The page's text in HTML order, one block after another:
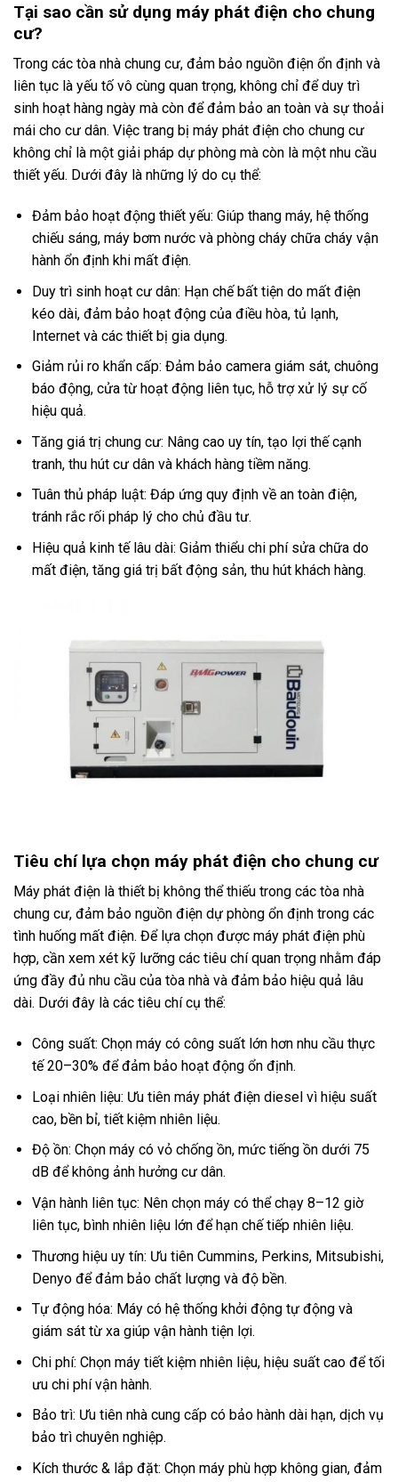
Tại sao cần sử dụng máy phát điện cho chung
cư?
Trong các tòa nhà chung cư, đảm bảo nguồn điện ổn định và
liên tục là yếu tố vô cùng quan trọng, không chỉ để duy trì
sinh hoạt hàng ngày mà còn để đảm bảo an toàn và sự thoải
mái cho cư dân. Việc trang bị máy phát điện cho chung cư
không chỉ là một giải pháp dự phòng mà còn là một nhu cầu
thiết yếu. Dưới đây là những lý do cụ thể:
Đảm bảo hoạt động thiết yếu: Giúp thang máy, hệ thống
chiếu sáng, máy bơm nước và phòng cháy chữa cháy vận
hành ổn định khi mất điện.
Duy trì sinh hoạt cư dân: Hạn chế bất tiện do mất điện
kéo dài, đảm bảo hoạt động của điều hòa, tủ lạnh,
Internet và các thiết bị gia dụng.
Giảm rủi ro khẩn cấp: Đảm bảo camera giám sát, chuông
báo động, cửa từ hoạt động liên tục, hỗ trợ xử lý sự cố
hiệu quả.
Tăng giá trị chung cư: Nâng cao uy tín, tạo lợi thế cạnh
tranh, thu hút cư dân và khách hàng tiềm năng.
Tuân thủ pháp luật: Đáp ứng quy định về an toàn điện,
tránh rắc rối pháp lý cho chủ đầu tư.
Hiệu quả kinh tế lâu dài: Giảm thiểu chi phí sửa chữa do
mất điện, tăng giá trị bất động sản, thu hút khách hàng.
Tiêu chí lựa chọn máy phát điện cho chung cư
Máy phát điện là thiết bị không thể thiếu trong các tòa nhà
chung cư, đảm bảo nguồn điện dự phòng ổn định trong các
tình huống mất điện. Để lựa chọn được máy phát điện phù
hợp, cần xem xét kỹ lưỡng các tiêu chí quan trọng nhằm đáp
ứng đầy đủ nhu cầu của tòa nhà và đảm bảo hiệu quả lâu
dài. Dưới đây là các tiêu chí cụ thể:
Công suất: Chọn máy có công suất lớn hơn nhu cầu thực
tế 20–30% để đảm bảo hoạt động ổn định.
Loại nhiên liệu: Ưu tiên máy phát điện diesel vì hiệu suất
cao, bền bỉ, tiết kiệm nhiên liệu.
Độ ồn: Chọn máy có vỏ chống ồn, mức tiếng ồn dưới 75
dB để không ảnh hưởng cư dân.
Vận hành liên tục: Nên chọn máy có thể chạy 8–12 giờ
liên tục, bình nhiên liệu lớn để hạn chế tiếp nhiên liệu.
Thương hiệu uy tín: Ưu tiên Cummins, Perkins, Mitsubishi,
Denyo để đảm bảo chất lượng và độ bền.
Tự động hóa: Máy có hệ thống khởi động tự động và
giám sát từ xa giúp vận hành tiện lợi.
Chi phí: Chọn máy tiết kiệm nhiên liệu, hiệu suất cao để tối
ưu chi phí vận hành.
Bảo trì: Ưu tiên nhà cung cấp có bảo hành dài hạn, dịch vụ
bảo trì chuyên nghiệp.
Kích thước & lắp đặt: Chọn máy phù hợp không gian, đảm